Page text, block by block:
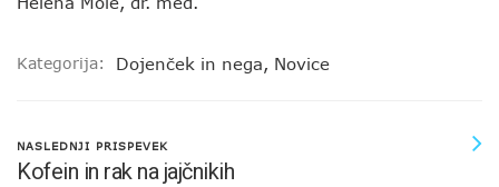
Kategorija: Dojenček in nega, Novice
NASLEDNJI PRISPEVEK
Kofein in rak na jajčnikih